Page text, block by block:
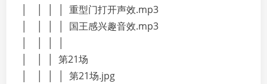
│ │ │ │ 重型门打开声效.mp3
│ │ │ │ 国王感兴趣音效.mp3
│ │ │ 第21场
│ │ │ │ 第21场.jpg